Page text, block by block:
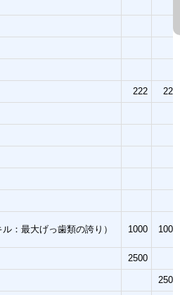
222 222
：最大げっ歯類の誇り） 1000 1000
2500
2500